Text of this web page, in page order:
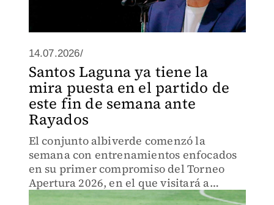
14.07.2026/
Santos Laguna ya tiene la
mira puesta en el partido de
este fin de semana ante
Rayados
El conjunto albiverde comenzó la
semana con entrenamientos enfocados
en su primer compromiso del Torneo
Apertura 2026, en el que visitará a
Rayados de Monterrey.